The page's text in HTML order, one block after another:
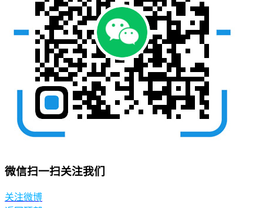
微信扫一扫关注我们
关注微博